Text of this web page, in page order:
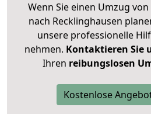
Wenn Sie einen Umzug
nach Recklinghausen
unsere professionelle
nehmen. Kontaktieren Sie
Ihren reibungslosen
Kostenlose